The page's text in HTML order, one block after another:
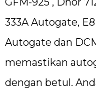
333A Autogate,
Autogate dan
memastikan
dengan betul.